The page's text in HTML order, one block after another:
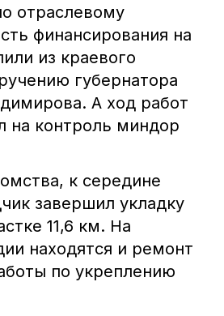
отраслевому
финансирования на
из краевого
губернатора
А ход работ
на контроль миндор
к середине
завершил укладку
11,6 км. На
находятся и ремонт
по укреплению